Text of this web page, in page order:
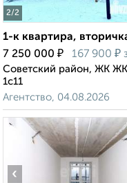
2/2
1-к квартира,
7 250 000 ₽ 167 900 ₽
Советский район, ЖК
1с11
Агентство, 04.08.2026
‹